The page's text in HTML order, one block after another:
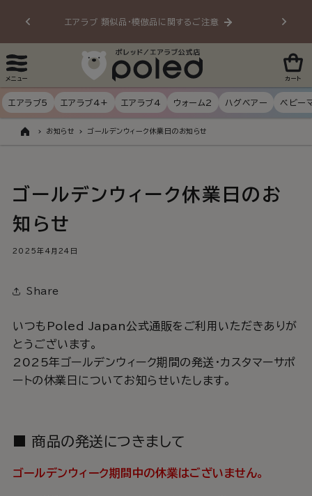
ンツに
エアラブ 類似品・模倣品に関するご注意
メニュー カート
エアラブ5 エアラブ4+ エアラブ4 ウォーム2 ハグベアー ベビー
ト
ッ
お知らせ ゴールデンウィーク休業日のお知らせ
ゴールデンウィーク休業日のお
知らせ
2025年4月24日
Share
いつもPoled Japan公式通販をご利用いただきありが
とうございます。
2025年ゴールデンウィーク期間の発送・カスタマーサポ
ートの休業日についてお知らせいたします。
■ 商品の発送につきまして
ゴールデンウィーク期間中の休業はございません。